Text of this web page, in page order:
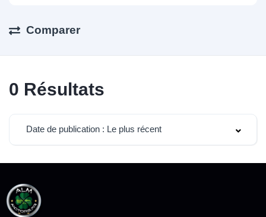
Comparer
0 Résultats
Date de publication : Le plus récent